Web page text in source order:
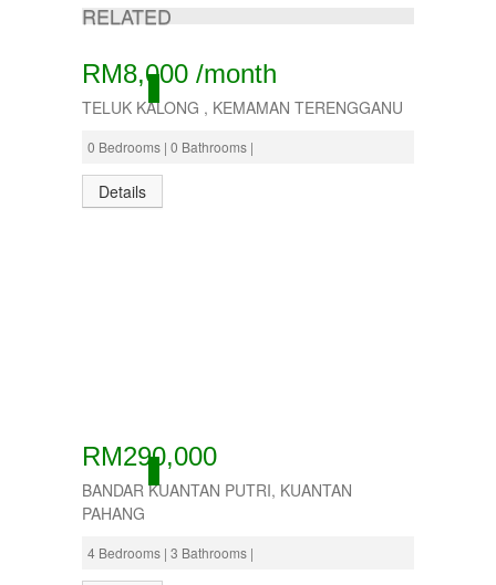
RELATED
ACTIVE
RM8,000 /month
TELUK KALONG , KEMAMAN TERENGGANU
0 Bedrooms | 0 Bathrooms |
Details
ACTIVE
RM290,000
BANDAR KUANTAN PUTRI, KUANTAN
PAHANG
4 Bedrooms | 3 Bathrooms |